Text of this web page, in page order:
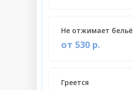
от 530 р.
Не отжимает бельё
Греется